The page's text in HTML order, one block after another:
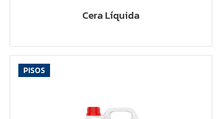
Cera Líquida
PISOS